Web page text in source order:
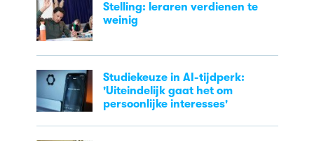
Stelling: leraren verdienen te
weinig
Studiekeuze in AI-tijdperk:
'Uiteindelijk gaat het om
persoonlijke interesses'